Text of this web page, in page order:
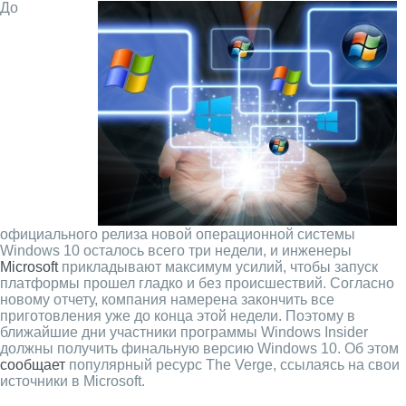
До
официального релиза новой операционной системы
Windows 10 осталось всего три недели, и инженеры
Microsoftприкладывают максимум усилий, чтобы запуск
платформы прошел гладко и без происшествий. Согласно
новому отчету, компания намерена закончить все
приготовления уже до конца этой недели. Поэтому в
ближайшие дни участники программы Windows Insider
должны получить финальную версию Windows 10. Об этом
сообщает популярный ресурс The Verge, ссылаясь на свои
источники в Microsoft.